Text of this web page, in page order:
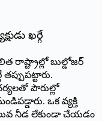
ఖర్గే
రాష్ట్రాల్లో బుల్డోజర్‌
తప్పుపట్టారు.
పౌరుల్లో
ఒక వ్యక్తి
నీడ లేకుండా చేయడం